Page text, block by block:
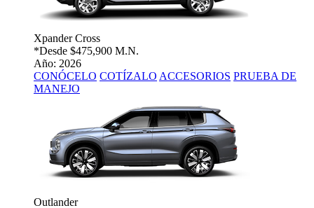
Xpander Cross
*Desde $475,900 M.N.
Año: 2026
CONÓCELO COTÍZALO ACCESORIOS PRUEBA DE
MANEJO
Outlander